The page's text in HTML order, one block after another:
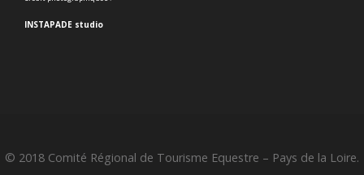
INSTAPADE studio
© 2018 Comité Régional de Tourisme Equestre – Pays de la Loire.